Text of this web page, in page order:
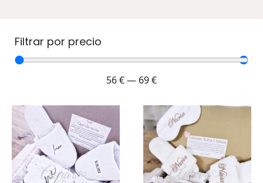
Filtrar por precio
56€— 69€